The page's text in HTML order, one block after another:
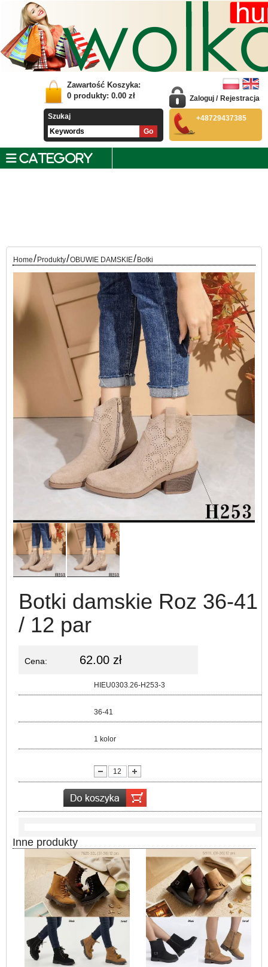
Zawartość Koszyka:
0 produkty: 0.00 zł
Szukaj
Zaloguj / Rejestracja
+48729437385
CATEGORY
Home/ Produkty/OBUWIE DAMSKIE/ Botki
Botki damskie Roz 36-41
/ 12 par
Cena: 62.00 zł
HIEU0303.26-H253-3
36-41
1 kolor
Inne produkty